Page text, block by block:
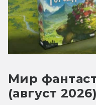
Мир
(август 2026)